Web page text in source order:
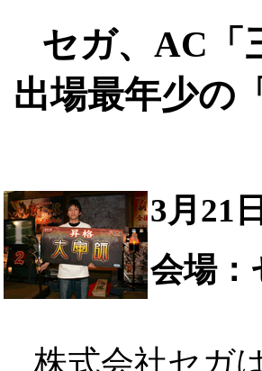
セガ、AC「
出場最年少の
3月21
会場：
株式会社セガ